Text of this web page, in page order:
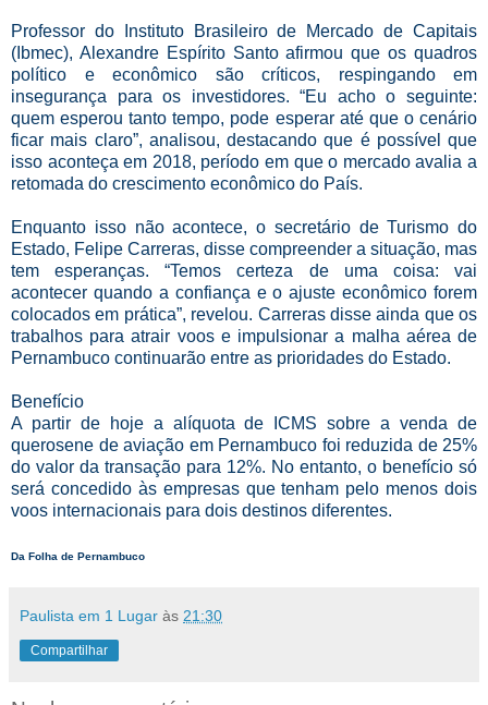
Professor do Instituto Brasileiro de Mercado de Capitais
(Ibmec), Alexandre Espírito Santo afirmou que os quadros
político e econômico são críticos, respingando em
insegurança para os investidores. “Eu acho o seguinte:
quem esperou tanto tempo, pode esperar até que o cenário
ficar mais claro”, analisou, destacando que é possível que
isso aconteça em 2018, período em que o mercado avalia a
retomada do crescimento econômico do País.
Enquanto isso não acontece, o secretário de Turismo do
Estado, Felipe Carreras, disse compreender a situação, mas
tem esperanças. “Temos certeza de uma coisa: vai
acontecer quando a confiança e o ajuste econômico forem
colocados em prática”, revelou. Carreras disse ainda que os
trabalhos para atrair voos e impulsionar a malha aérea de
Pernambuco continuarão entre as prioridades do Estado.
Benefício
A partir de hoje a alíquota de ICMS sobre a venda de
querosene de aviação em Pernambuco foi reduzida de 25%
do valor da transação para 12%. No entanto, o benefício só
será concedido às empresas que tenham pelo menos dois
voos internacionais para dois destinos diferentes.
Da Folha de Pernambuco
Paulista em 1 Lugar às 21:30
Compartilhar